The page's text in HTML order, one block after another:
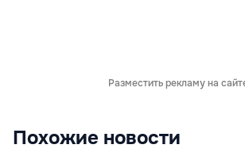
Разместить рекламу на
Похожие новости